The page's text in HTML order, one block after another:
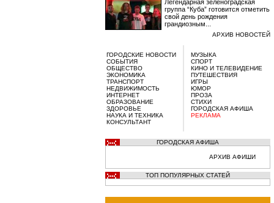
Легендарная зеленоградская
группа “Куба” готовится отметить
свой день рождения
грандиозным...
АРХИВ НОВОСТЕЙ
ГОРОДСКИЕ НОВОСТИ
СОБЫТИЯ
ОБЩЕСТВО
ЭКОНОМИКА
ТРАНСПОРТ
НЕДВИЖИМОСТЬ
ИНТЕРНЕТ
ОБРАЗОВАНИЕ
ЗДОРОВЬЕ
НАУКА И ТЕХНИКА
КОНСУЛЬТАНТ
МУЗЫКА
СПОРТ
КИНО И ТЕЛЕВИДЕНИЕ
ПУТЕШЕСТВИЯ
ИГРЫ
ЮМОР
ПРОЗА
СТИХИ
ГОРОДСКАЯ АФИША
РЕКЛАМА
ГОРОДСКАЯ АФИША
АРХИВ АФИШИ
ТОП ПОПУЛЯРНЫХ СТАТЕЙ